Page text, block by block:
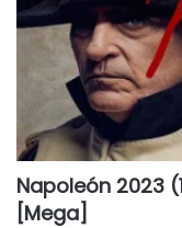
Napoleón 2023
[Mega]